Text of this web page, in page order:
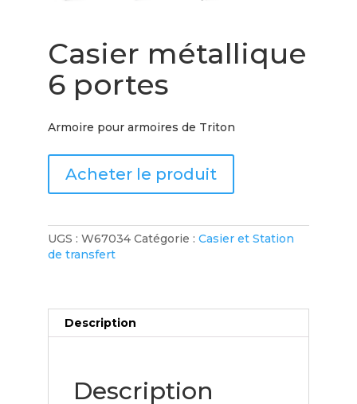
Casier métallique
6 portes
Armoire pour armoires de Triton
Acheter le produit
UGS : W67034 Catégorie : Casier et Station
de transfert
Description
Description